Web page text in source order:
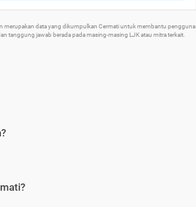
merupakan data yang dikumpulkan Cermati untuk membantu pengguna
tanggung jawab berada pada masing-masing LJK atau mitra terkait.